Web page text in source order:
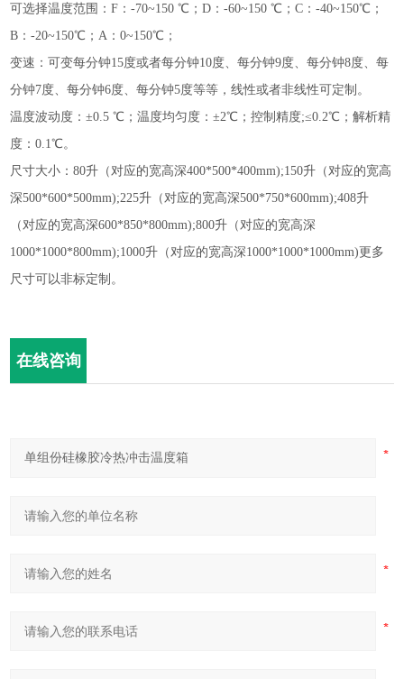
可选择温度范围：F：-70~150 ℃；D：-60~150 ℃；C：-40~150℃；
B：-20~150℃；A：0~150℃；
变速：可变每分钟15度或者每分钟10度、每分钟9度、每分钟8度、每
分钟7度、每分钟6度、每分钟5度等等，线性或者非线性可定制。
温度波动度：±0.5 ℃；温度均匀度：±2℃；控制精度;≤0.2℃；解析精
度：0.1℃。
尺寸大小：80升（对应的宽高深400*500*400mm);150升（对应的宽高
深500*600*500mm);225升（对应的宽高深500*750*600mm);408升
（对应的宽高深600*850*800mm);800升（对应的宽高深
1000*1000*800mm);1000升（对应的宽高深1000*1000*1000mm)更多
尺寸可以非标定制。
在线咨询